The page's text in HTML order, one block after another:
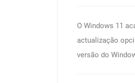
O Windows 11
actualização
versão do